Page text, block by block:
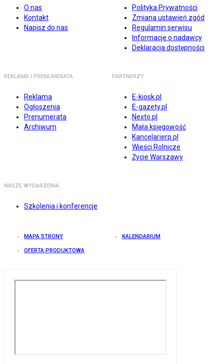
O nas
Kontakt
Napisz do nas
Polityka Prywatności
Zmiana ustawień zgód
Regulamin serwisu
Informacje o nadawcy
Deklaracja dostępności
REKLAMA I PRENUMERATA
Reklama
Ogłoszenia
Prenumerata
Archiwum
PARTNERZY
E-kiosk.pl
E-gazety.pl
Nexto.pl
Mała księgowość
Kancelarierp.pl
Wieści Rolnicze
Życie Warszawy
NASZE WYDARZENIA
Szkolenia i konferencje
MAPA STRONY KALENDARIUM
OFERTA PRODUKTOWA